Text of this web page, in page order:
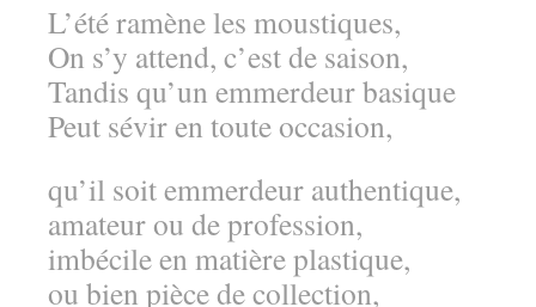
L’été ramène les moustiques,
On s’y attend, c’est de saison,
Tandis qu’un emmerdeur basique
Peut sévir en toute occasion,
qu’il soit emmerdeur authentique,
amateur ou de profession,
imbécile en matière plastique,
ou bien pièce de collection,